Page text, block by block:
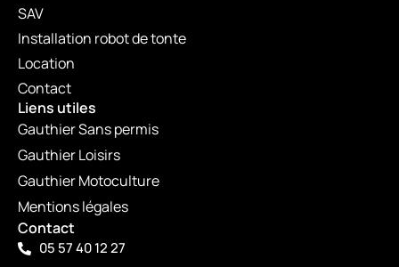
SAV
Installation robot de tonte
Location
Contact
Liens utiles
Gauthier Sans permis
Gauthier Loisirs
Gauthier Motoculture
Mentions légales
Contact
05 57 40 12 27